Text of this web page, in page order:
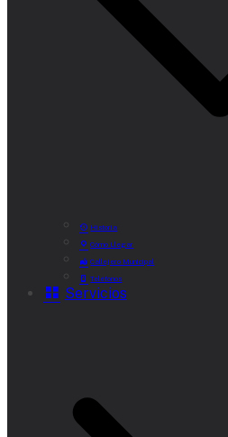
Historia
Cómo Llegar
Callejero Municipal
Teléfonos
Servicios